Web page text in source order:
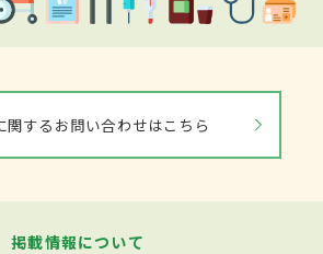
関するお問い合わせはこちら
掲載情報について